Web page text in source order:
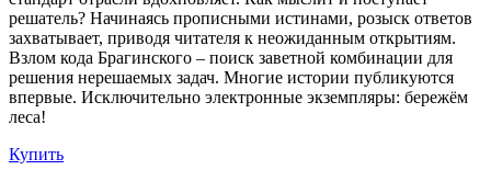
решатель? Начинаясь прописными истинами, розыск ответов
захватывает, приводя читателя к неожиданным открытиям.
Взлом кода Брагинского – поиск заветной комбинации для
решения нерешаемых задач. Многие истории публикуются
впервые. Исключительно электронные экземпляры: бережём
леса!
Купить